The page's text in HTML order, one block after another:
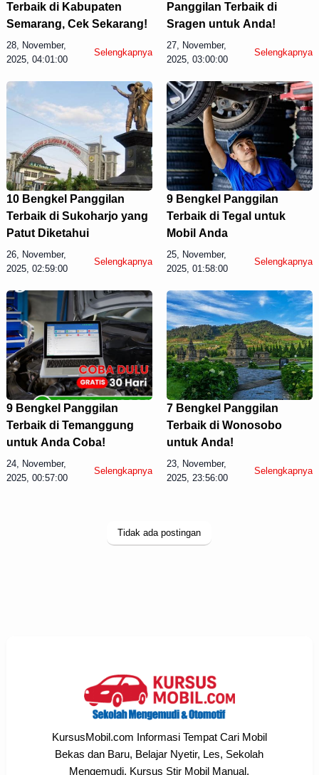
Terbaik di Kabupaten
Semarang, Cek Sekarang!
28, November,
2025, 04:01:00
Selengkapnya
Panggilan Terbaik di
Sragen untuk Anda!
27, November,
2025, 03:00:00
Selengkapnya
10 Bengkel Panggilan
Terbaik di Sukoharjo yang
Patut Diketahui
26, November,
2025, 02:59:00
Selengkapnya
9 Bengkel Panggilan
Terbaik di Tegal untuk
Mobil Anda
25, November,
2025, 01:58:00
Selengkapnya
9 Bengkel Panggilan
Terbaik di Temanggung
untuk Anda Coba!
24, November,
2025, 00:57:00
Selengkapnya
7 Bengkel Panggilan
Terbaik di Wonosobo
untuk Anda!
23, November,
2025, 23:56:00
Selengkapnya
Tidak ada postingan
KursusMobil.com Informasi Tempat Cari Mobil
Bekas dan Baru, Belajar Nyetir, Les, Sekolah
Mengemudi, Kursus Stir Mobil Manual,
Display Ads